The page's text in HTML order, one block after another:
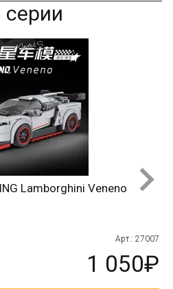
серии
27005 MOULD KING Porsche
1